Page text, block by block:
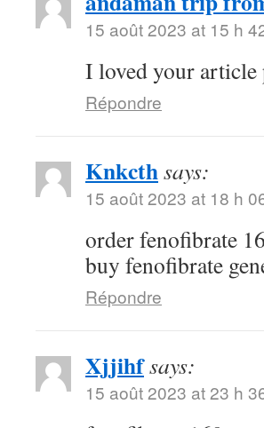
15 août 2023 at 15 h
I loved your
Répondre
Knkcthsays:
15 août 2023 at 18 h
order fenofibrate
buy fenofibrate
Répondre
Xjjihfsays:
15 août 2023 at 23 h